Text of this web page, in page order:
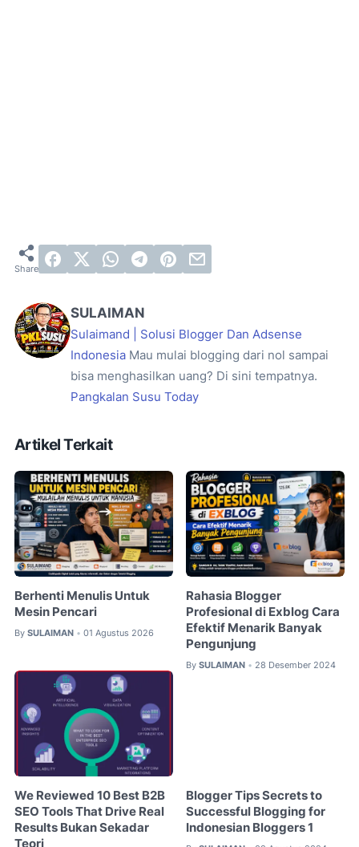
SULAIMAN
Sulaimand | Solusi Blogger Dan Adsense
Indonesia Mau mulai blogging dari nol sampai
bisa menghasilkan uang? Di sini tempatnya.
Pangkalan Susu Today
Artikel Terkait
Berhenti Menulis Untuk
Mesin Pencari
By SULAIMAN • 01 Agustus 2026
Rahasia Blogger
Profesional di Exblog Cara
Efektif Menarik Banyak
Pengunjung
By SULAIMAN • 28 Desember 2024
We Reviewed 10 Best B2B
SEO Tools That Drive Real
Results Bukan Sekadar
Teori
Blogger Tips Secrets to
Successful Blogging for
Indonesian Bloggers 1